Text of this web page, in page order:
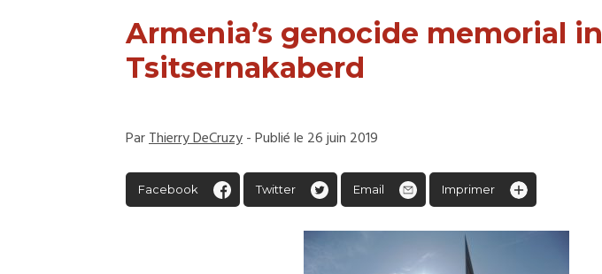
Armenia’s genocide memorial in
Tsitsernakaberd
ParThierry DeCruzy- Publié le 26 juin 2019
Facebook Twitter Email Imprimer